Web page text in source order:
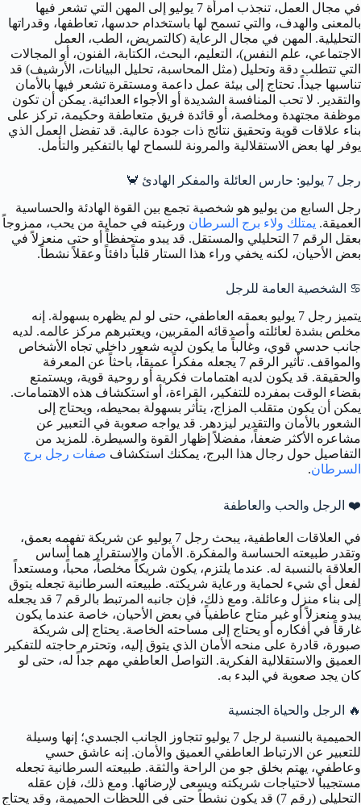
في مجال العمل، تنجذب امرأة 7 يوليو إلى المهن التي تشعر فيها
بالمعنى والهدف، والتي تسمح لها باستخدام حدسها، تعاطفها، وقدراتها
التحليلية. المهن في مجال الرعاية (كالتمريض، الطب، العمل
الاجتماعي، علم النفس)، التعليم، البحث، الكتابة، الفنون، أو المجالات
التي تتطلب دقة وتحليل (مثل المحاسبة، تحليل البيانات، الأرشيف) قد
تناسبها جيداً. تحتاج إلى بيئة عمل داعمة ومستقرة تشعر فيها بالأمان
والتقدير. لا تحب المنافسة الشديدة أو الأجواء العدائية. يمكن أن تكون
موظفة مجتهدة ومخلصة، أو قائدة فريق متعاطفة وحكيمة، تركز على
بناء علاقات قوية وتحقيق نتائج ذات جودة عالية. قد تفضل العمل الذي
يوفر لها بعض الاستقلالية والمرونة للسماح لها بالتفكير والتأمل.
رجل 7 يوليو: حارس العائلة والمفكر الهادئ
🦀
رجل السابع من يوليو هو شخصية تجمع بين القوة الهادئة والحساسية
العميقة. يمتلك ولاء برج السرطان ورغبته في حماية من يحب، ممزوجاً
بعقل الرقم 7 التحليلي والمستقل. قد يبدو متحفظاً أو حتى منعزلاً في
بعض الأحيان، لكنه يخفي وراء هذا الستار قلباً دافئاً وعقلاً نشطاً.
♋️ الشخصية العامة للرجل
يتميز رجل 7 يوليو بعمقه العاطفي، حتى لو لم يظهره بسهولة. إنه
مخلص بشدة لعائلته وأصدقائه المقربين، ويعتبرهم مركز عالمه. لديه
جانب حدسي قوي، وغالباً ما يكون لديه شعور داخلي تجاه الأشخاص
والمواقف. تأثير الرقم 7 يجعله مفكراً عميقاً، باحثاً عن المعرفة
والحقيقة. قد يكون لديه اهتمامات فكرية أو روحية قوية، ويستمتع
بقضاء الوقت بمفرده للتفكير، القراءة، أو استكشاف هذه الاهتمامات.
يمكن أن يكون متقلب المزاج، يتأثر بسهولة بمحيطه، ويحتاج إلى
الشعور بالأمان والتقدير ليزدهر. قد يواجه صعوبة في التعبير عن
مشاعره الأكثر ضعفاً، مفضلاً إظهار القوة والسيطرة. للمزيد من
التفاصيل حول رجال هذا البرج، يمكنك استكشاف صفات رجل برج
السرطان.
❤️ الرجل والحب والعاطفة
في العلاقات العاطفية، يبحث رجل 7 يوليو عن شريكة تفهمه بعمق،
وتقدر طبيعته الحساسة والمفكرة. الأمان والاستقرار هما أساس
العلاقة بالنسبة له. عندما يلتزم، يكون شريكاً مخلصاً، محباً، ومستعداً
لفعل أي شيء لحماية ورعاية شريكته. طبيعته السرطانية تجعله يتوق
إلى بناء منزل وعائلة. ومع ذلك، فإن جانبه المرتبط بالرقم 7 قد يجعله
يبدو منعزلاً أو غير متاح عاطفياً في بعض الأحيان، خاصة عندما يكون
غارقاً في أفكاره أو يحتاج إلى مساحته الخاصة. يحتاج إلى شريكة
صبورة، قادرة على منحه الأمان الذي يتوق إليه، وتحترم حاجته للتفكير
العميق والاستقلالية الفكرية. التواصل العاطفي مهم جداً له، حتى لو
كان يجد صعوبة في البدء به.
🔥
الرجل والحياة الجنسية
الحميمية بالنسبة لرجل 7 يوليو تتجاوز الجانب الجسدي؛ إنها وسيلة
للتعبير عن الارتباط العاطفي العميق والأمان. إنه عاشق حسي
وعاطفي، يهتم بخلق جو من الراحة والثقة. طبيعته السرطانية تجعله
مستجيباً لاحتياجات شريكته ويسعى لإرضائها. ومع ذلك، فإن عقله
التحليلي (رقم 7) قد يكون نشطاً حتى في اللحظات الحميمة، وقد يحتاج